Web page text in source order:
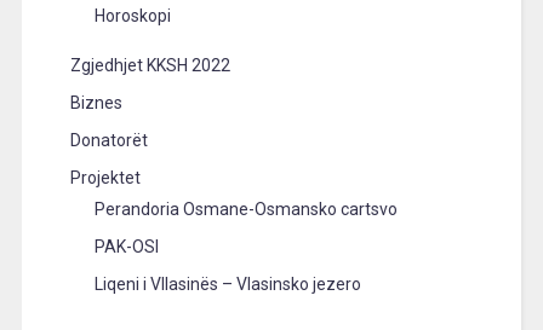
Horoskopi
Zgjedhjet KKSH 2022
Biznes
Donatorët
Projektet
Perandoria Osmane-Osmansko cartsvo
PAK-OSI
Liqeni i Vllasinës – Vlasinsko jezero